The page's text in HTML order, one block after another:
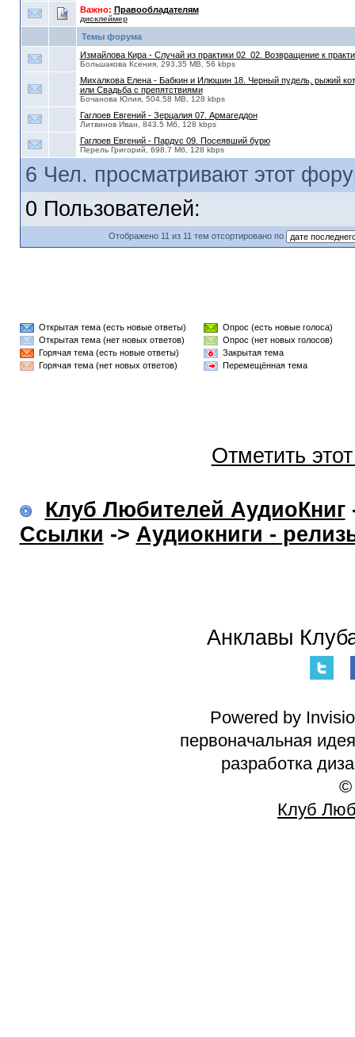
Важно: Правообладателям
дисклеймер
Темы форума
Измайлова Кира - Случай из практики 02_02. Возвращение к
Большакова Ксения, 293,35 MB, 56 kbps
Михалкова Елена - Бабкин и Илюшин 18. Черный пудель, рыжий
или Свадьба с препятствиями
Бочанова Юлия, 504,58 MB, 128 kbps
Гаглоев Евгений - Зерцалия 07. Армагеддон
Литвинов Иван, 843.5 Мб, 128 kbps
Гаглоев Евгений - Пардус 09. Посеявший бурю
Перель Григорий, 698.7 Мб, 128 kbps
6 Чел. просматривают этот
0 Пользователей:
Отображено 11 из 11 тем отсортировано по
Открытая тема (есть новые ответы)
Открытая тема (нет новых ответов)
Горячая тема (есть новые ответы)
Горячая тема (нет новых ответов)
Опрос (есть новые голоса)
Опрос (нет новых голосов)
Закрытая тема
Перемещённая тема
Отметить
Клуб Любителей АудиоКниг
Ссылки -> Аудиокниги -
Анклавы
Powered by
первоначальная
разработка
©
Клуб